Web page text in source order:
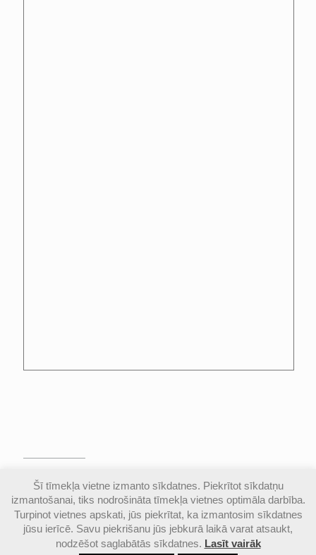
© Valmieras Gaujas krasta vidusskola | Visas
autortiesības aizsargātas |Piekļūstamības
paziņojums
Šī tīmekļa vietne izmanto sīkdatnes. Piekrītot sīkdatņu
izmantošanai, tiks nodrošināta tīmekļa vietnes optimāla darbība.
Turpinot vietnes apskati, jūs piekrītat, ka izmantosim sīkdatnes
jūsu ierīcē. Savu piekrišanu jūs jebkurā laikā varat atsaukt,
nodzēšot saglabātās sīkdatnes. Lasīt vairāk